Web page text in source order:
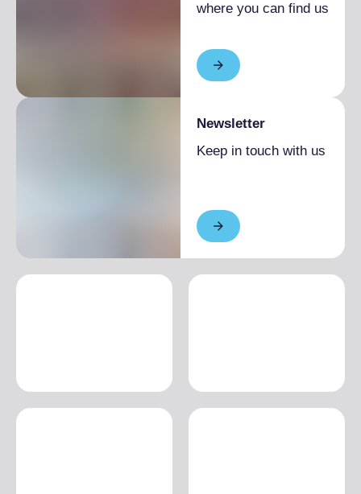
where you can find us
Newsletter
Keep in touch with us